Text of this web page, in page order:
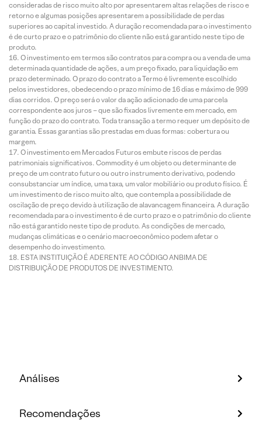
consideradas de risco muito alto por apresentarem altas relações de risco e
retorno e algumas posições apresentarem a possibilidade de perdas
superiores ao capital investido. A duração recomendada para o investimento
é de curto prazo e o patrimônio do cliente não está garantido neste tipo de
produto.
O investimento em termos são contratos para compra ou a venda de uma
determinada quantidade de ações, a um preço fixado, para liquidação em
prazo determinado. O prazo do contrato a Termo é livremente escolhido
pelos investidores, obedecendo o prazo mínimo de 16 dias e máximo de 999
dias corridos. O preço será o valor da ação adicionado de uma parcela
correspondente aos juros – que são fixados livremente em mercado, em
função do prazo do contrato. Toda transação a termo requer um depósito de
garantia. Essas garantias são prestadas em duas formas: cobertura ou
margem.
O investimento em Mercados Futuros embute riscos de perdas
patrimoniais significativos. Commodity é um objeto ou determinante de
preço de um contrato futuro ou outro instrumento derivativo, podendo
consubstanciar um índice, uma taxa, um valor mobiliário ou produto físico. É
um investimento de risco muito alto, que contempla a possibilidade de
oscilação de preço devido à utilização de alavancagem financeira. A duração
recomendada para o investimento é de curto prazo e o patrimônio do cliente
não está garantido neste tipo de produto. As condições de mercado,
mudanças climáticas e o cenário macroeconômico podem afetar o
desempenho do investimento.
ESTA INSTITUIÇÃO É ADERENTE AO CÓDIGO ANBIMA DE
DISTRIBUIÇÃO DE PRODUTOS DE INVESTIMENTO.
Análises
Recomendações